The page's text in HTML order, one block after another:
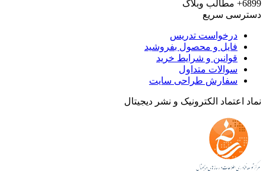
مطالب وبلاگ
سریع
درخواست تدریس
فایل و محصول بفروشید
قوانین و شرایط خرید
سوالات متداول
سفارش طراحی سایت
اعتماد الکترونیک و نشر دیجیتال